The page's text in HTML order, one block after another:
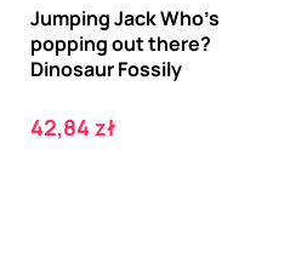
Jumping Jack Who's
popping out there?
Dinosaur Fossily
Cena
42,84 zł